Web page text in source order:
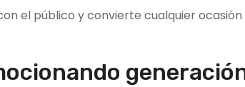
el público y convierte cualquier ocasión